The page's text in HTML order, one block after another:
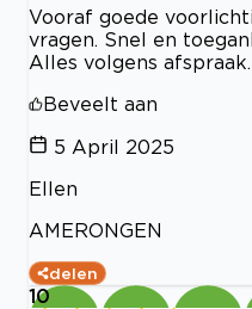
Vooraf goede
vragen. Snel en
Alles volgens
Beveelt aan
5 April 2025
Ellen
AMERONGEN
delen
10